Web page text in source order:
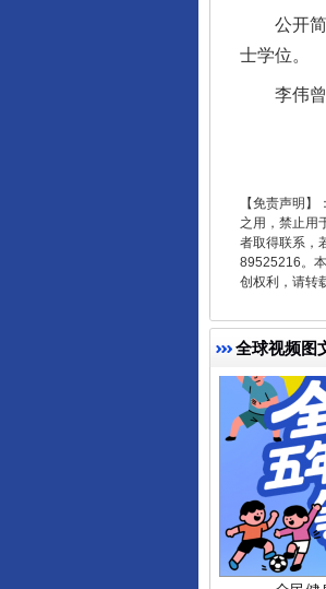
公开简历
士学位。
李伟曾任
【免责声明
之用，禁止用
者取得联系，
89525216。
创权利，请转
全球视频图
全民健